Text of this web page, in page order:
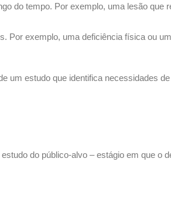
do tempo. Por exemplo, uma lesão que
Por exemplo, uma deficiência física ou
um estudo que identifica necessidades
do público-alvo – estágio em que o